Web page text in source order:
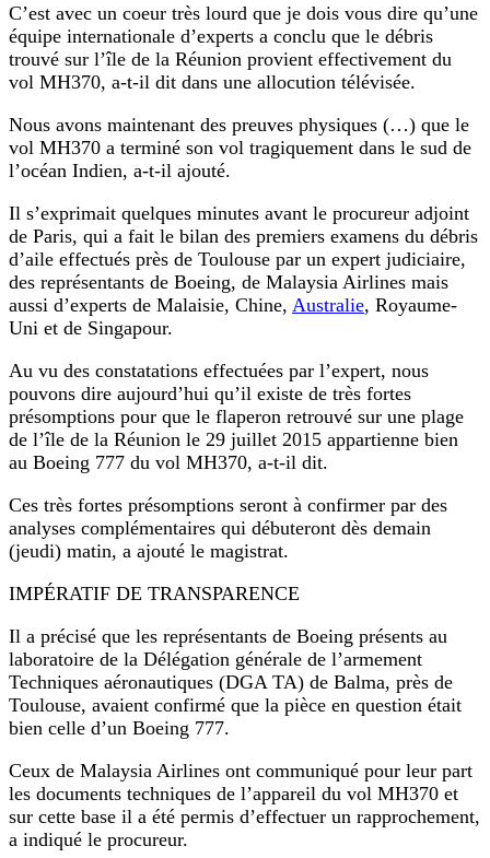
C’est avec un coeur très lourd que je dois vous dire qu’une
équipe internationale d’experts a conclu que le débris
trouvé sur l’île de la Réunion provient effectivement du
vol MH370, a-t-il dit dans une allocution télévisée.
Nous avons maintenant des preuves physiques (…) que le
vol MH370 a terminé son vol tragiquement dans le sud de
l’océan Indien, a-t-il ajouté.
Il s’exprimait quelques minutes avant le procureur adjoint
de Paris, qui a fait le bilan des premiers examens du débris
d’aile effectués près de Toulouse par un expert judiciaire,
des représentants de Boeing, de Malaysia Airlines mais
aussi d’experts de Malaisie, Chine, Australie, Royaume-
Uni et de Singapour.
Au vu des constatations effectuées par l’expert, nous
pouvons dire aujourd’hui qu’il existe de très fortes
présomptions pour que le flaperon retrouvé sur une plage
de l’île de la Réunion le 29 juillet 2015 appartienne bien
au Boeing 777 du vol MH370, a-t-il dit.
Ces très fortes présomptions seront à confirmer par des
analyses complémentaires qui débuteront dès demain
(jeudi) matin, a ajouté le magistrat.
IMPÉRATIF DE TRANSPARENCE
Il a précisé que les représentants de Boeing présents au
laboratoire de la Délégation générale de l’armement
Techniques aéronautiques (DGA TA) de Balma, près de
Toulouse, avaient confirmé que la pièce en question était
bien celle d’un Boeing 777.
Ceux de Malaysia Airlines ont communiqué pour leur part
les documents techniques de l’appareil du vol MH370 et
sur cette base il a été permis d’effectuer un rapprochement,
a indiqué le procureur.